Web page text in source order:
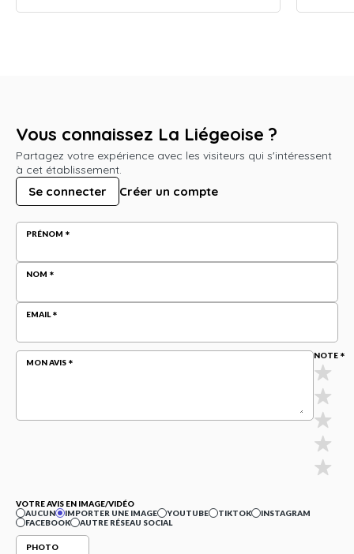
Vous connaissez La Liégeoise ?
Partagez votre expérience avec les visiteurs qui s'intéressent
à cet établissement.
Se connecter Créer un compte
PRÉNOM
NOM
EMAIL
MON AVIS
NOTE
VOTRE AVIS EN IMAGE/VIDÉO
AUCUN
IMPORTER UNE IMAGE YOUTUBE TIKTOK
INSTAGRAM
FACEBOOK
AUTRE RÉSEAU SOCIAL
PHOTO